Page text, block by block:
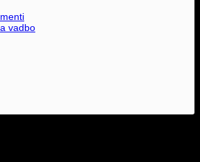
vadbo